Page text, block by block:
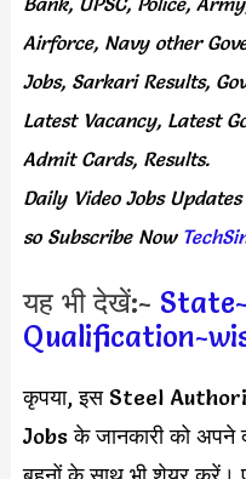
Airforce, Navy other
Jobs, Sarkari Results,
Latest Vacancy, Latest
Admit Cards, Results.
Daily Video Jobs Updates
so Subscribe Now
यह भी देखें:-
Qualification-
कृपया, इस Steel
Jobs के जानकारी को अपने